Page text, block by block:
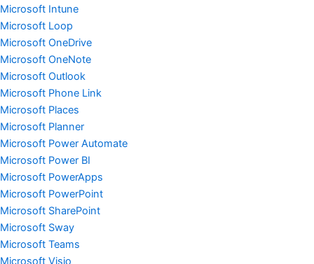
Microsoft Intune
Microsoft Loop
Microsoft OneDrive
Microsoft OneNote
Microsoft Outlook
Microsoft Phone Link
Microsoft Places
Microsoft Planner
Microsoft Power Automate
Microsoft Power BI
Microsoft PowerApps
Microsoft PowerPoint
Microsoft SharePoint
Microsoft Sway
Microsoft Teams
Microsoft Visio